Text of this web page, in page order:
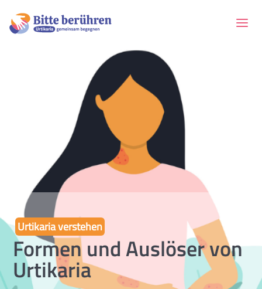
Formen und Auslöser von
Urtikaria
Urtikaria verstehen